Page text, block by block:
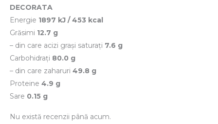
DECORATA
Energie 1897 kJ / 453 kcal
Grăsimi 12.7 g
– din care acizi grași saturați 7.6 g
Carbohidrați 80.0 g
– din care zaharuri 49.8 g
Proteine 4.9 g
Sare 0.15 g
Nu există recenzii până acum.